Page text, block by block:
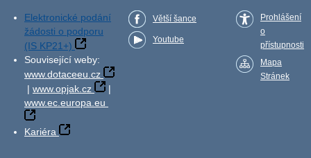
Elektronické podání
žádosti o podporu
(IS KP21+)
Související weby:
www.dotaceeu.cz
| www.opjak.cz
|
www.ec.europa.eu
Kariéra
Větší šance
Youtube
Prohlášení
o
přístupnosti
Mapa
Stránek